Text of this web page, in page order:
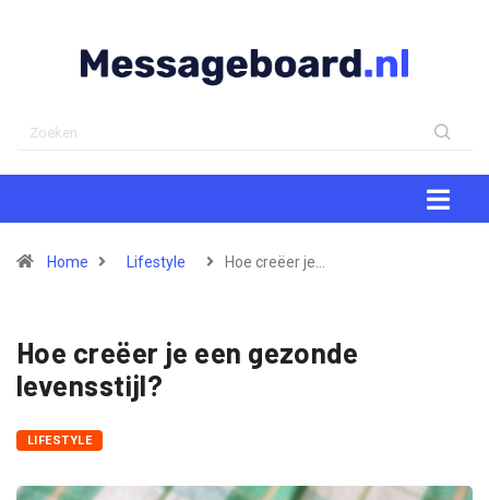
Home Lifestyle Hoe creëer je…
Hoe creëer je een gezonde
levensstijl?
LIFESTYLE